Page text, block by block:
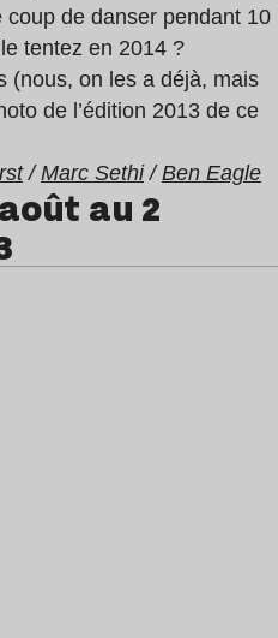
de danser pendant 10
tentez en 2014 ?
(nous, on les a déjà, mais
de l’édition 2013 de ce
/Marc Sethi/Ben Eagle
au 2